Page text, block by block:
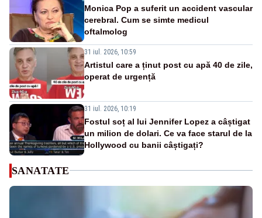
Monica Pop a suferit un accident vascular
cerebral. Cum se simte medicul
oftalmolog
31 iul. 2026, 10:59
Artistul care a ținut post cu apă 40 de zile,
operat de urgență
31 iul. 2026, 10:19
Fostul soț al lui Jennifer Lopez a câștigat
un milion de dolari. Ce va face starul de la
Hollywood cu banii câștigați?
SANATATE